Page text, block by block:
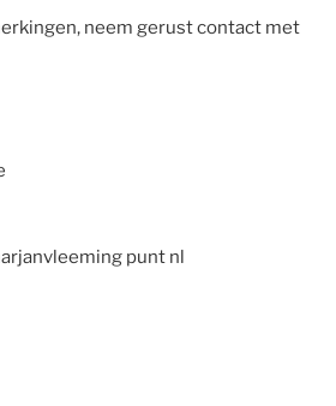
neem gerust contact met
punt nl